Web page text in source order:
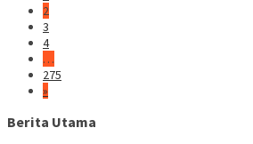
2
3
4
…
275
»
Berita Utama